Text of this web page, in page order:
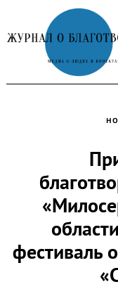
to
content
фестиваль